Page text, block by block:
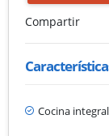
Compartir
Cocina integral